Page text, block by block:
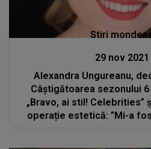
Stiri
29 nov 2021
Alexandra Ungureanu,
Câștigătoarea sezonului
„Bravo, ai stil! Celebrities”
operație estetică: ”Mi-a